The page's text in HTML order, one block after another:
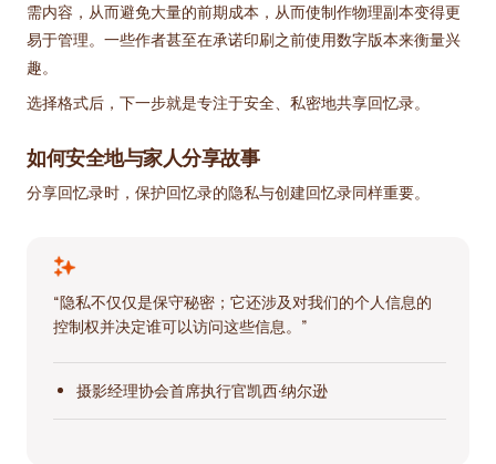
需内容，从而避免大量的前期成本，从而使制作物理副本变得更
易于管理。一些作者甚至在承诺印刷之前使用数字版本来衡量兴
趣。
选择格式后，下一步就是专注于安全、私密地共享回忆录。
如何安全地与家人分享故事
分享回忆录时，保护回忆录的隐私与创建回忆录同样重要。
“隐私不仅仅是保守秘密；它还涉及对我们的个人信息的
控制权并决定谁可以访问这些信息。”
摄影经理协会首席执行官凯西·纳尔逊